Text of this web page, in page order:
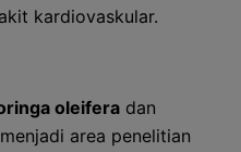
kardiovaskular.
oleifera dan
area penelitian